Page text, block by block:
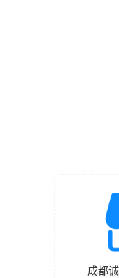
成都